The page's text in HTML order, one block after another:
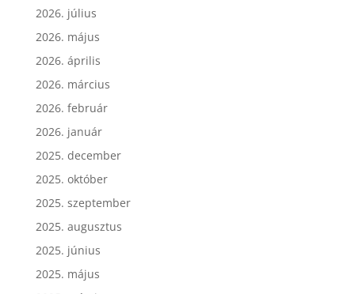
2026. július
2026. május
2026. április
2026. március
2026. február
2026. január
2025. december
2025. október
2025. szeptember
2025. augusztus
2025. június
2025. május